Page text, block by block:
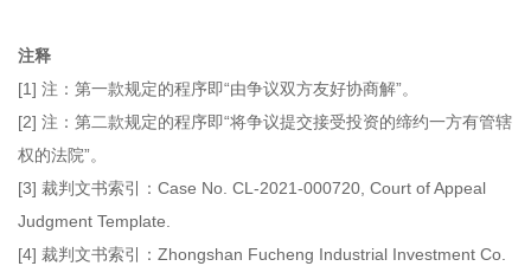
注释
[1] 注：第一款规定的程序即“由争议双方友好协商解”。
[2] 注：第二款规定的程序即“将争议提交接受投资的缔约一方有管辖
权的法院”。
[3] 裁判文书索引：Case No. CL-2021-000720, Court of Appeal
Judgment Template.
[4] 裁判文书索引：Zhongshan Fucheng Industrial Investment Co.